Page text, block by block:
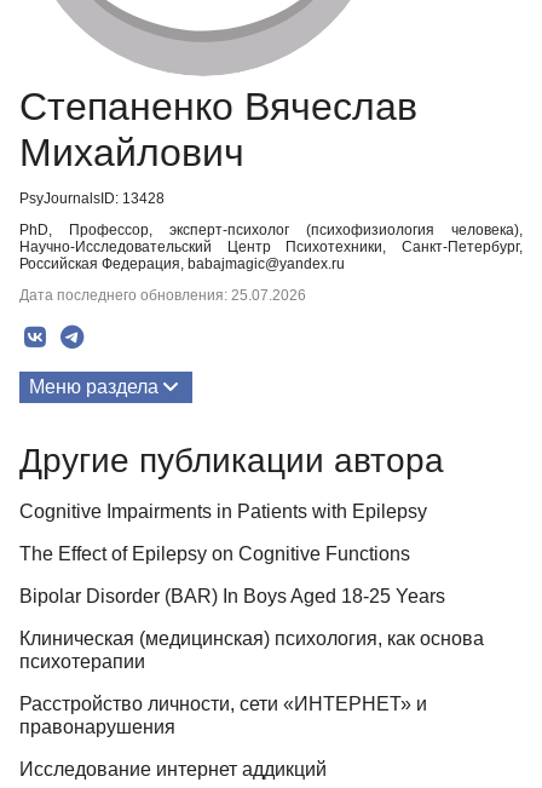
Степаненко Вячеслав
Михайлович
PsyJournalsID: 13428
PhD, Профессор, эксперт-психолог (психофизиология человека),
Научно-Исследовательский Центр Психотехники, Санкт-Петербург,
Российская Федерация, babajmagic@yandex.ru
Дата последнего обновления: 25.07.2026
Меню раздела
Биография
Другие публикации автора
Cognitive Impairments in Patients with Epilepsy
The Effect of Epilepsy on Cognitive Functions
Bipolar Disorder (BAR) In Boys Aged 18-25 Years
Клиническая (медицинская) психология, как основа
психотерапии
Расстройство личности, сети «ИНТЕРНЕТ» и
правонарушения
Исследование интернет аддикций